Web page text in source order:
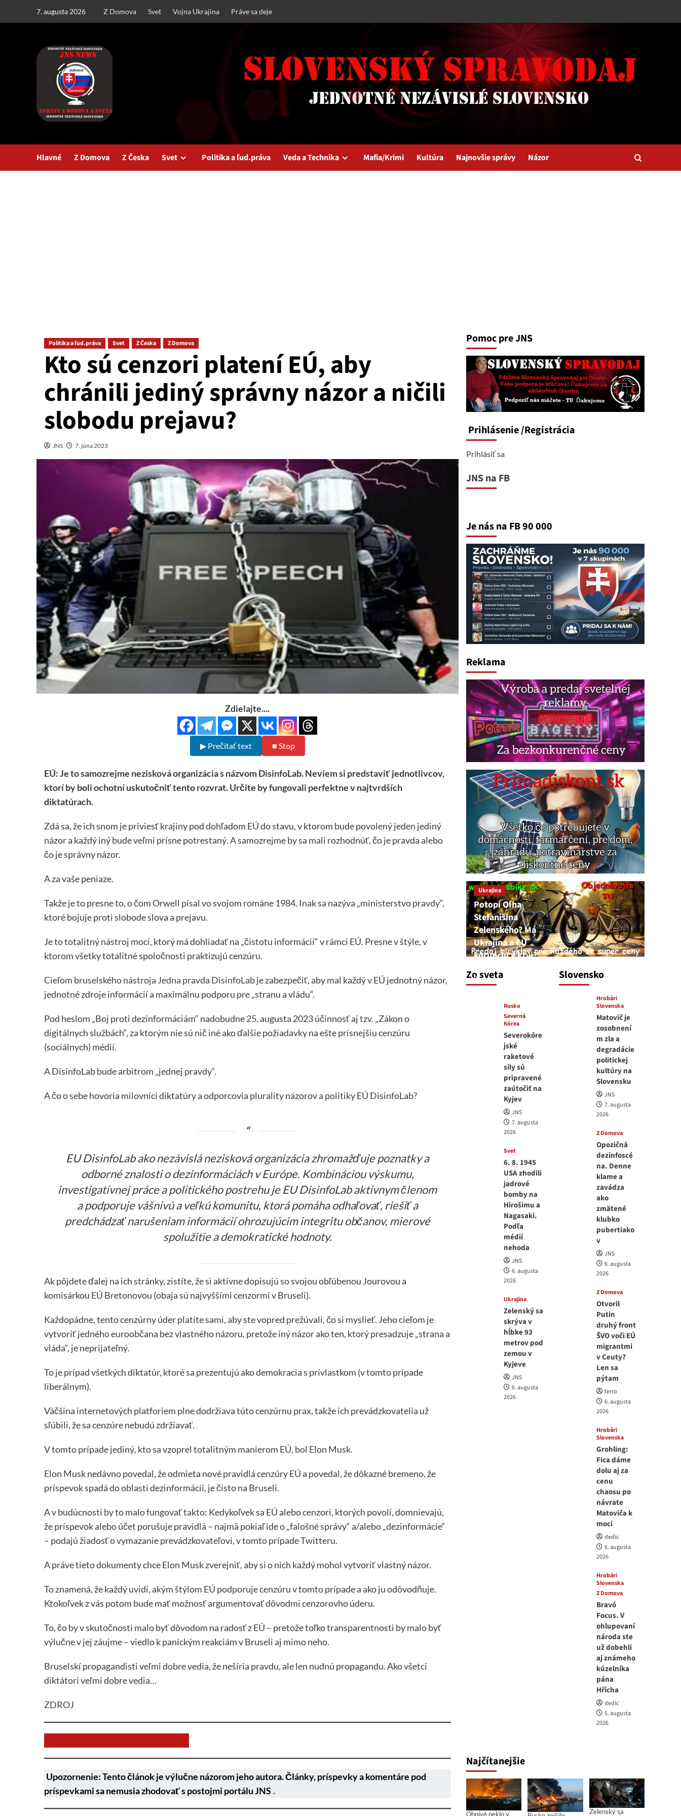
7. augusta 2026 Z Domova Svet Vojna Ukrajina Práve sa deje
Hlavné Z Domova Z Česka Svet Politika a ľud.práva Veda a Technika Mafia/Krimi Kultúra Najnovšie správy Názor
Politika a ľud.práva Svet Z Česka Z Domova
Kto sú cenzori platení EÚ, aby
chránili jediný správny názor a ničili
slobodu prejavu?
JNS 7. júna 2023
Zdielajte....
▶ Prečítať text ■ Stop
EÚ: Je to samozrejme nezisková organizácia s názvom DisinfoLab. Neviem si predstaviť jednotlivcov,
ktorí by boli ochotní uskutočniť tento rozvrat. Určite by fungovali perfektne v najtvrdších
diktatúrach.
Zdá sa, že ich snom je priviesť krajiny pod dohľadom EÚ do stavu, v ktorom bude povolený jeden jediný
názor a každý iný bude veľmi prísne potrestaný. A samozrejme by sa mali rozhodnúť, čo je pravda alebo
čo je správny názor.
A za vaše peniaze.
Takže je to presne to, o čom Orwell písal vo svojom románe 1984. Inak sa nazýva „ministerstvo pravdy“,
ktoré bojuje proti slobode slova a prejavu.
Je to totalitný nástroj moci, ktorý má dohliadať na „čistotu informácií“ v rámci EÚ. Presne v štýle, v
ktorom všetky totalitné spoločnosti praktizujú cenzúru.
Cieľom bruselského nástroja Jedna pravda DisinfoLabje zabezpečiť, aby mal každý v EÚ jednotný názor,
jednotné zdroje informácií a maximálnu podporu pre „stranu a vládu“.
Pod heslom „Boj proti dezinformáciám“ nadobudne 25. augusta 2023 účinnosť aj tzv. „Zákon o
digitálnych službách“, za ktorým nie sú nič iné ako ďalšie požiadavky na ešte prísnejšiu cenzúru
(sociálnych) médií.
A DisinfoLab bude arbitrom „jednej pravdy“.
A čo o sebe hovoria milovníci diktatúry a odporcovia plurality názorov a politiky EÚ DisinfoLab?
EU DisinfoLab ako nezávislá nezisková organizácia zhromažďuje poznatky a
odborné znalosti o dezinformáciách v Európe. Kombináciou výskumu,
investigatívnej práce a politického postrehu je EU DisinfoLab aktívnym členom
a podporuje vášnivú a veľkú komunitu, ktorá pomáha odhaľovať, riešiť a
predchádzať narušeniam informácií ohrozujúcim integritu občanov, mierové
spolužitie a demokratické hodnoty.
Ak pôjdete ďalej na ich stránky, zistíte, že si aktívne dopisujú so svojou obľúbenou Jourovou a
komisárkou EÚ Bretonovou (obaja sú najvyššími cenzormi v Bruseli).
Každopádne, tento cenzúrny úder platíte sami, aby ste vopred prežúvali, čo si myslieť. Jeho cieľom je
vytvoriť jedného euroobčana bez vlastného názoru, pretože iný názor ako ten, ktorý presadzuje „strana a
vláda“, je neprijateľný.
To je prípad všetkých diktatúr, ktoré sa prezentujú ako demokracia s prívlastkom (v tomto prípade
liberálnym).
Väčšina internetových platforiem plne dodržiava túto cenzúrnu prax, takže ich prevádzkovatelia už
sľúbili, že sa cenzúre nebudú zdržiavať.
V tomto prípade jediný, kto sa vzoprel totalitným manierom EÚ, bol Elon Musk.
Elon Musk nedávno povedal, že odmieta nové pravidlá cenzúry EÚ a povedal, že dôkazné bremeno, že
príspevok spadá do oblasti dezinformácií, je čisto na Bruseli.
A v budúcnosti by to malo fungovať takto: Kedykoľvek sa EÚ alebo cenzori, ktorých povolí, domnievajú,
že príspevok alebo účet porušuje pravidlá – najmä pokiaľ ide o „falošné správy“ a/alebo „dezinformácie“
– podajú žiadosť o vymazanie prevádzkovateľovi, v tomto prípade Twitteru.
A práve tieto dokumenty chce Elon Musk zverejniť, aby si o nich každý mohol vytvoriť vlastný názor.
To znamená, že každý uvidí, akým štýlom EÚ podporuje cenzúru v tomto prípade a ako ju odôvodňuje.
Ktokoľvek z vás potom bude mať možnosť argumentovať dôvodmi cenzorovho úderu.
To, čo by v skutočnosti malo byť dôvodom na radosť z EÚ – pretože toľko transparentnosti by malo byť
výlučne v jej záujme – viedlo k panickým reakciám v Bruseli aj mimo neho.
Bruselskí propagandisti veľmi dobre vedia, že nešíria pravdu, ale len nudnú propagandu. Ako všetci
diktátori veľmi dobre vedia…
ZDROJ
Upozornenie: Tento článok je výlučne názorom jeho autora. Články, príspevky a komentáre pod
príspevkami sa nemusia zhodovať s postojmi portálu JNS .
Pomoc pre JNS
Prihlásenie/Registrácia
Prihlásiť sa
JNS na FB
Je nás na FB 90 000
Reklama
Zo sveta
Ukrajina
Potopí Oľha
Stefanišina
Zelenského? Má
Ukrajina a EU
korupciu v krvi?
7. augusta 2026
Rusko
Severná
Kórea
Severokóre
jské
raketové
sily sú
pripravené
zaútočiť na
Kyjev
JNS
7. augusta
2026
Svet
6. 8. 1945
USA zhodili
jadrové
bomby na
Hirošimu a
Nagasaki.
Podľa
médií
nehoda
JNS
6. augusta
2026
Ukrajina
Zelenský sa
skrýva v
hĺbke 93
metrov pod
zemou v
Kyjeve
JNS
6. augusta
2026
Slovensko
Hrobári
Slovenska
Matovič je
zosobnení
m zla a
degradácie
politickej
kultúry na
Slovensku
JNS
7. augusta
2026
Z Domova
Opozičná
dezinfoscé
na. Denne
klame a
zavádza
ako
zmätené
klubko
pubertiako
v
JNS
6. augusta
2026
Z Domova
Otvoril
Putin
druhý front
ŠVO voči EÚ
migrantmi
v Ceuty?
Len sa
pýtam
ferro
6. augusta
2026
Hrobári
Slovenska
Grohling:
Fica dáme
dolu aj za
cenu
chaosu po
návrate
Matoviča k
moci
dedic
6. augusta
2026
Hrobári
Slovenska
Z Domova
Bravó
Focus. V
ohlupovaní
národa ste
už dobehli
aj známeho
kúzelníka
pána
Hřícha
dedic
5. augusta
2026
Najčítanejšie
Ohnivé peklo v
Zelenský sa